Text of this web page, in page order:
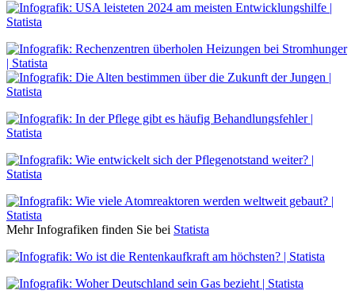
Mehr Infografiken finden Sie bei Statista